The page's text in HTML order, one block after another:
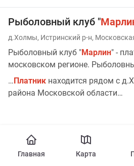
Рыболовный клуб "
д.Холмы, Истринский р-н,
Рыболовный клуб "Марлин" -
московском регионе.
…Платник находится рядом с
района Московской области…
Главная Карта